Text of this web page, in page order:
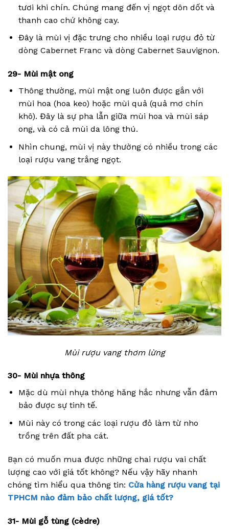
tươi khi chín. Chúng mang đến vị ngọt dôn dốt và
thanh cao chứ không cay.
Đây là mùi vị đặc trưng cho nhiều loại rượu đỏ từ
dòng Cabernet Franc và dòng Cabernet Sauvignon.
29- Mùi mật ong
Thông thường, mùi mật ong luôn được gắn với
mùi hoa (hoa keo) hoặc mùi quả (quả mơ chín
khô). Đây là sự pha lẫn giữa mùi hoa và mùi sáp
ong, và có cả mùi da lông thú.
Nhìn chung, mùi vị này thường có nhiều trong các
loại rượu vang trắng ngọt.
Mùi rượu vang thơm lừng
30- Mùi nhựa thông
Mặc dù mùi nhựa thông hăng hắc nhưng vẫn đảm
bảo được sự tinh tế.
Mùi này có trong các loại rượu đỏ làm từ nho
trồng trên đất pha cát.
Bạn có muốn mua được những chai rượu vai chất
lượng cao với giá tốt không? Nếu vậy hãy nhanh
chóng tìm hiểu qua thông tin: Cửa hàng rượu vang tại
TPHCM nào đảm bảo chất lượng, giá tốt?
31- Mùi gỗ tùng (cèdre)